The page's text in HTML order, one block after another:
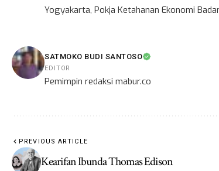
Yogyakarta, Pokja Ketahanan Ekonomi
SATMOKO BUDI SANTOSO
EDITOR
Pemimpin redaksi mabur.co
PREVIOUS ARTICLE
Kearifan Ibunda Thomas Edison